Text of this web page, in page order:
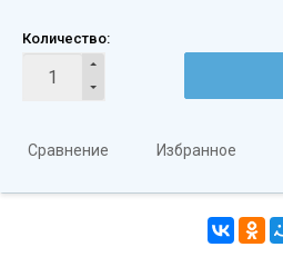
Количество:
Сравнение Избранное